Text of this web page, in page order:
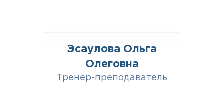
Эсаулова Ольга
Олеговна
Тренер-преподаватель